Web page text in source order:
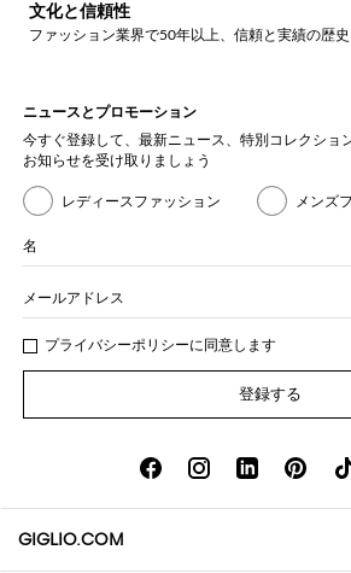
文化と信頼性
ファッション業界で50年以上、信頼と実績の歴史
ニュースとプロモーション
今すぐ登録して、最新ニュース、特別コレクショ
お知らせを受け取りましょう
レディースファッション メンズ
名
メールアドレス
プライバシーポリシーに同意します
登録する
GIGLIO.COM